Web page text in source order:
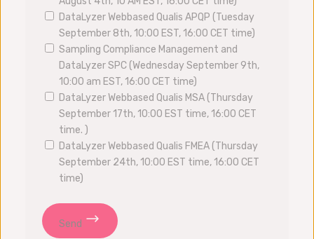
DataLyzer Webbased Qualis APQP (Tuesday
September 8th, 10:00 EST, 16:00 CET time)
Sampling Compliance Management and
DataLyzer SPC (Wednesday September 9th,
10:00 am EST, 16:00 CET time)
DataLyzer Webbased Qualis MSA (Thursday
September 17th, 10:00 EST time, 16:00 CET
time. )
DataLyzer Webbased Qualis FMEA (Thursday
September 24th, 10:00 EST time, 16:00 CET
time)
Send